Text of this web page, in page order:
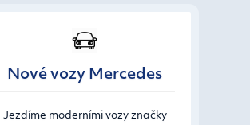
Nové vozy Mercedes
Jezdíme moderními vozy značky